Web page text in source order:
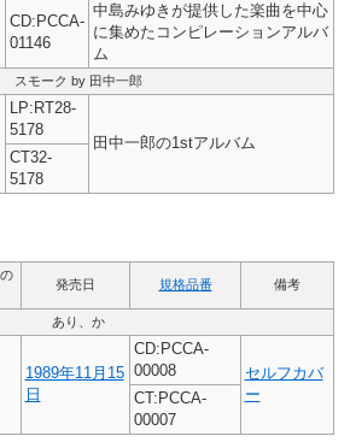
CD:PCCA-
01146
中島みゆきが提供した楽曲を中心
に集めたコンピレーションアルバ
ム
スモーク by 田中一郎
LP:RT28-
5178
田中一郎の1stアルバム
CT32-
5178
発売日 規格品番 備考
あり、か
1989年11月15
日
CD:PCCA-
00008
セルフカバ
ー
CT:PCCA-
00007